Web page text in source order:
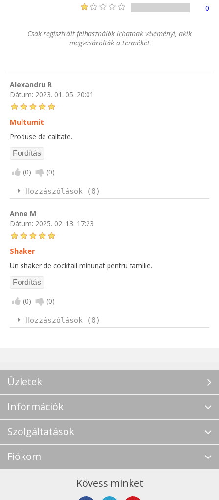
0
Csak regisztrált felhasználók írhatnak véleményt, akik
megvásárolták a terméket
Alexandru R
Dátum: 2023. 01. 05. 20:01
Multumit
Produse de calitate.
(0) (0)
Hozzászólások (0)
Anne M
Dátum: 2025. 02. 13. 17:23
Shaker
Un shaker de cocktail minunat pentru familie.
(0) (0)
Hozzászólások (0)
Üzletek
Információk
Szolgáltatások
Fiókom
Kövess minket